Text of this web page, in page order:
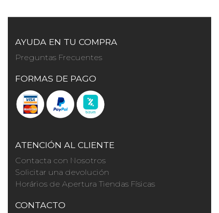
AYUDA EN TU COMPRA
Preguntas Frecuentes
FORMAS DE PAGO
ATENCIÓN AL CLIENTE
Contacta con Nosotros
Solicitar una devolución
Horários de Apertura Tiendas Físicas
CONTACTO